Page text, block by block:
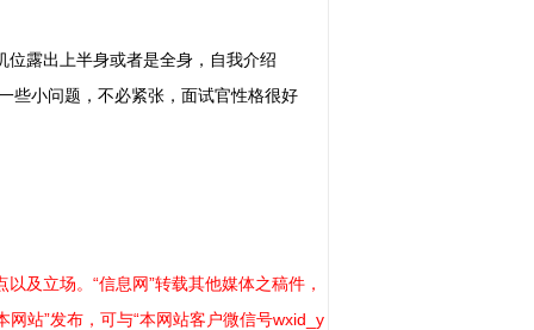
位露出上半身或者是全身，自我介绍
些小问题，不必紧张，面试官性格很好
及立场。“信息网”转载其他媒体之稿件，
站”发布，可与“本网站客户微信号wxid_y